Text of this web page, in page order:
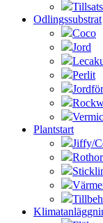
Odlingssubstrat
Coco
Jord
Perlit
Plantstart
Jiffy/